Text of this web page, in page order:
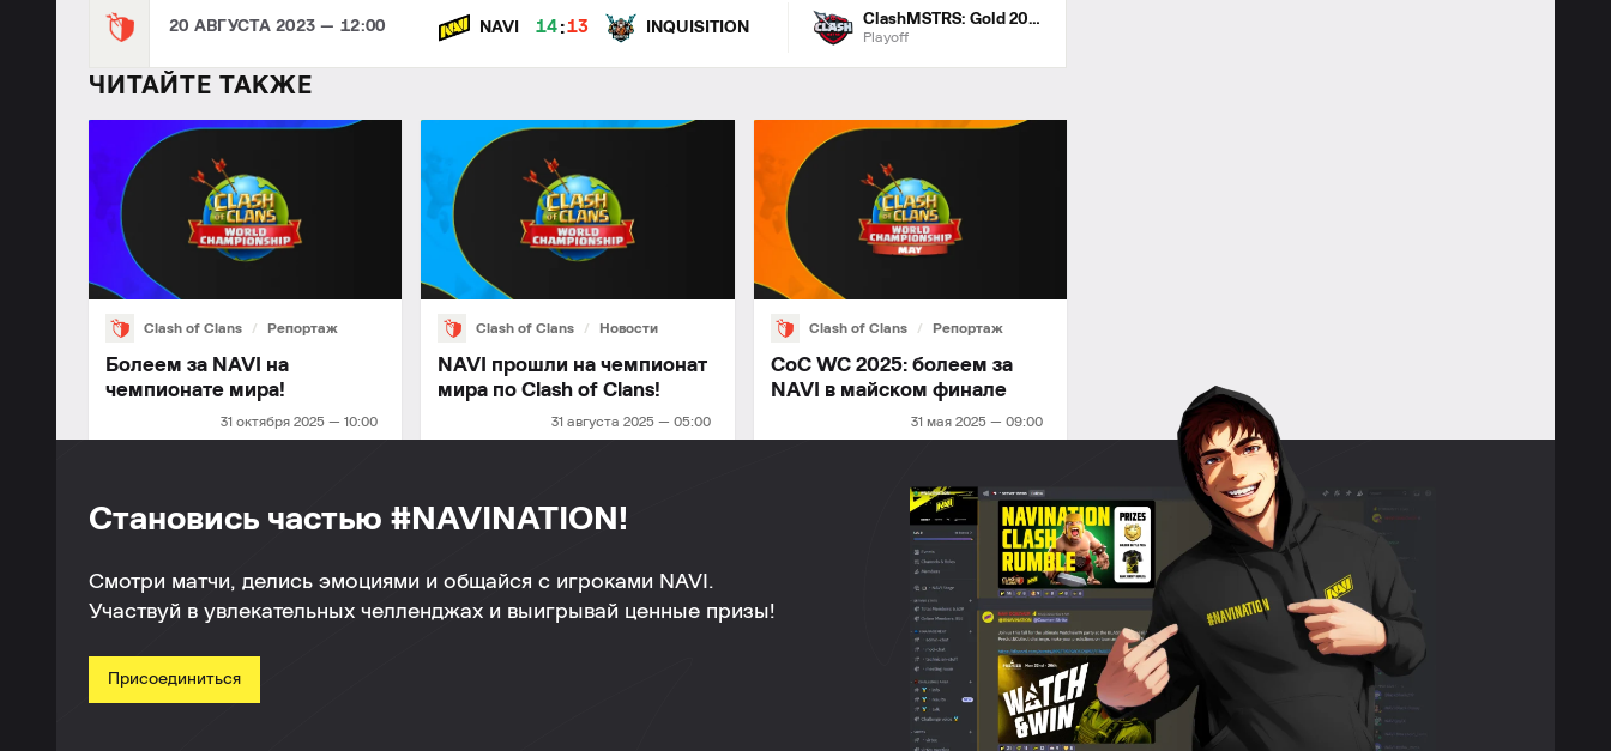
20 АВГУСТА 2023 — 12:00 NAVI 14 :13 INQUISITION ClashMSTRS: Gold 2023
Playoff
ЧИТАЙТЕ ТАКЖЕ
Clash of Clans Репортаж
31 октября 2025 — 10:00
Болеем за NAVI на
чемпионате мира!
Clash of Clans Новости
31 августа 2025 — 05:00
NAVI прошли на чемпионат
мира по Clash of Clans!
Clash of Clans Репортаж
31 мая 2025 — 09:00
CoC WC 2025: болеем за
NAVI в майском финале
Становись частью #NAVINATION!
Смотри матчи, делись эмоциями и общайся с игроками NAVI.
Участвуй в увлекательных челленджах и выигрывай ценные призы!
Присоединиться